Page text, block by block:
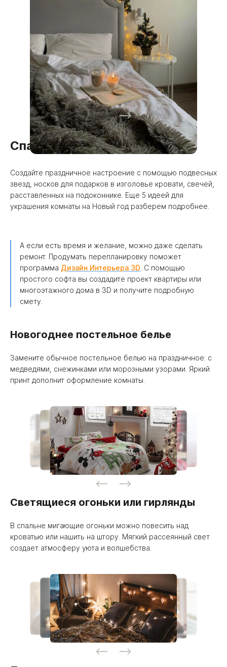
Спальня
Создайте праздничное настроение с помощью подвесных
звезд, носков для подарков в изголовье кровати, свечей,
расставленных на подоконнике. Еще 5 идеей для
украшения комнаты на Новый год разберем подробнее.
А если есть время и желание, можно даже сделать
ремонт. Продумать перепланировку поможет
программа Дизайн Интерьера 3D . С помощью
простого софта вы создадите проект квартиры или
многоэтажного дома в 3D и получите подробную
смету.
Новогоднее постельное белье
Замените обычное постельное белью на праздничное: с
медведями, снежинками или морозными узорами. Яркий
принт дополнит оформление комнаты.
Светящиеся огоньки или гирлянды
В спальне мигающие огоньки можно повесить над
кроватью или нашить на штору. Мягкий рассеянный свет
создает атмосферу уюта и волшебства.